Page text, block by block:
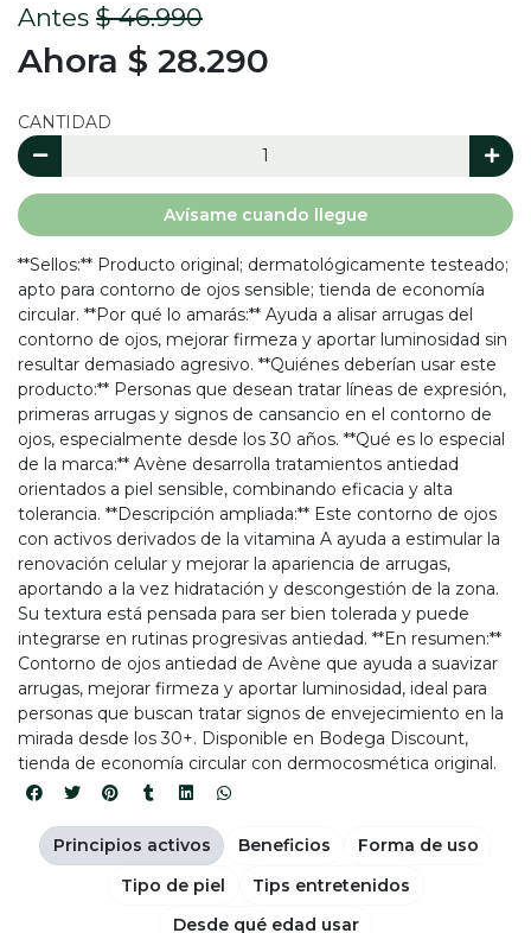
Antes $ 46.990
Ahora $ 28.290
CANTIDAD
Avísame cuando llegue
**Sellos:** Producto original; dermatológicamente testeado;
apto para contorno de ojos sensible; tienda de economía
circular. **Por qué lo amarás:** Ayuda a alisar arrugas del
contorno de ojos, mejorar firmeza y aportar luminosidad sin
resultar demasiado agresivo. **Quiénes deberían usar este
producto:** Personas que desean tratar líneas de expresión,
primeras arrugas y signos de cansancio en el contorno de
ojos, especialmente desde los 30 años. **Qué es lo especial
de la marca:** Avène desarrolla tratamientos antiedad
orientados a piel sensible, combinando eficacia y alta
tolerancia. **Descripción ampliada:** Este contorno de ojos
con activos derivados de la vitamina A ayuda a estimular la
renovación celular y mejorar la apariencia de arrugas,
aportando a la vez hidratación y descongestión de la zona.
Su textura está pensada para ser bien tolerada y puede
integrarse en rutinas progresivas antiedad. **En resumen:**
Contorno de ojos antiedad de Avène que ayuda a suavizar
arrugas, mejorar firmeza y aportar luminosidad, ideal para
personas que buscan tratar signos de envejecimiento en la
mirada desde los 30+. Disponible en Bodega Discount,
tienda de economía circular con dermocosmética original.
Principios activos Beneficios
Forma de uso
Tipo de piel
Tips entretenidos
Desde qué edad usar